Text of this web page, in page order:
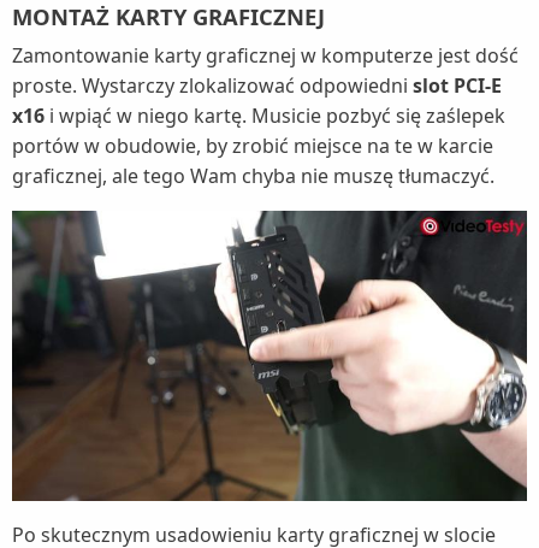
MONTAŻ KARTY GRAFICZNEJ
Zamontowanie karty graficznej w komputerze jest dość
proste. Wystarczy zlokalizować odpowiedni slot PCI-E
x16 i wpiąć w niego kartę. Musicie pozbyć się zaślepek
portów w obudowie, by zrobić miejsce na te w karcie
graficznej, ale tego Wam chyba nie muszę tłumaczyć.
Po skutecznym usadowieniu karty graficznej w slocie